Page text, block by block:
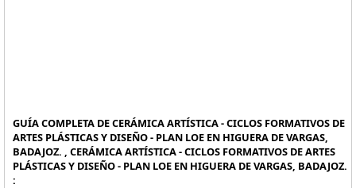
GUÍA COMPLETA DE CERÁMICA ARTÍSTICA - CICLOS FORMATIVOS DE
ARTES PLÁSTICAS Y DISEÑO - PLAN LOE EN HIGUERA DE VARGAS,
BADAJOZ. , CERÁMICA ARTÍSTICA - CICLOS FORMATIVOS DE ARTES
PLÁSTICAS Y DISEÑO - PLAN LOE EN HIGUERA DE VARGAS, BADAJOZ.
: